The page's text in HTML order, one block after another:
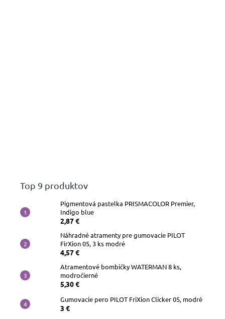
Top 9 produktov
Pigmentová pastelka PRISMACOLOR Premier,
Indigo blue
2,87 €
Náhradné atramenty pre gumovacie PILOT
FirXion 05, 3 ks modré
4,57 €
Atramentové bombičky WATERMAN 8 ks,
modročierné
5,30 €
Gumovacie pero PILOT FriXion Clicker 05, modré
3 €